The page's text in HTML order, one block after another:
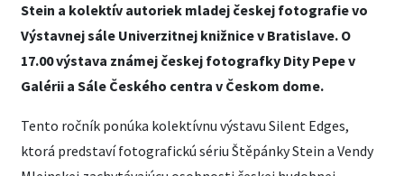
Stein a kolektív autoriek mladej českej fotografie vo
Výstavnej sále Univerzitnej knižnice v Bratislave. O
17.00 výstava známej českej fotografky Dity Pepe v
Galérii a Sále Českého centra v Českom dome.
Tento ročník ponúka kolektívnu výstavu Silent Edges,
ktorá predstaví fotografickú sériu Štěpánky Stein a Vendy